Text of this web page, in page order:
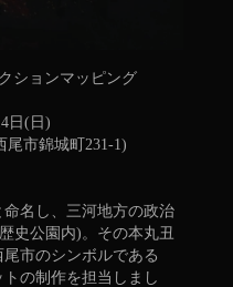
ションマッピング
日(日)
市錦城町231-1)
名し、三河地方の政治
史公園内)。その本丸丑
市のシンボルである
の制作を担当しまし